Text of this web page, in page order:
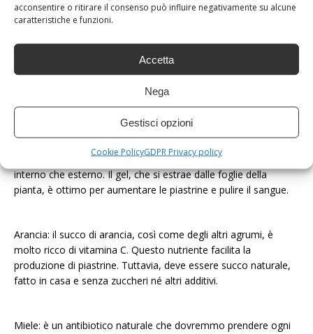
acconsentire o ritirare il consenso può influire negativamente su alcune
caratteristiche e funzioni.
Accetta
Nega
Gestisci opzioni
Cookie PolicyGDPR Privacy policy
globuli rossi in modo naturale
È possibile aumentare la quantità di globuli rossi in modo
naturale: vi spieghiamo come in questo articolo. Prendete
Rimedio di aloe vera, arancia e miele per aumentare le
Aloe vera: è un rimedio valido quasi per tutto, sia a livello
interno che esterno. Il gel, che si estrae dalle foglie della
pianta, è ottimo per aumentare le piastrine e pulire il sangue.
Arancia: il succo di arancia, così come degli altri agrumi, è
molto ricco di vitamina C. Questo nutriente facilita la
produzione di piastrine. Tuttavia, deve essere succo naturale,
fatto in casa e senza zuccheri né altri additivi.
Miele: è un antibiotico naturale che dovremmo prendere ogni